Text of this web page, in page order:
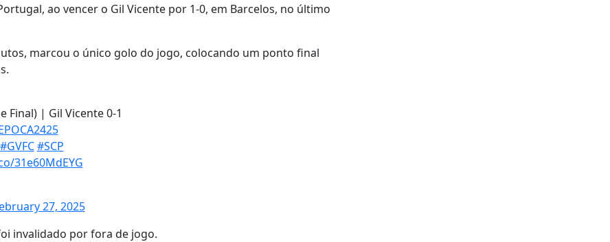
ao vencer o Gil Vicente por 1-0, em Barcelos, no último
marcou o único golo do jogo, colocando um ponto final
Final) | Gil Vicente 0-1
#GVFC #SCP
31e60MdEYG
27, 2025
invalidado por fora de jogo.